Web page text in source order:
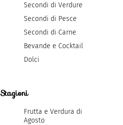
Secondi di Verdure
Secondi di Pesce
Secondi di Carne
Bevande e Cocktail
Dolci
Stagioni
Frutta e Verdura di
Agosto